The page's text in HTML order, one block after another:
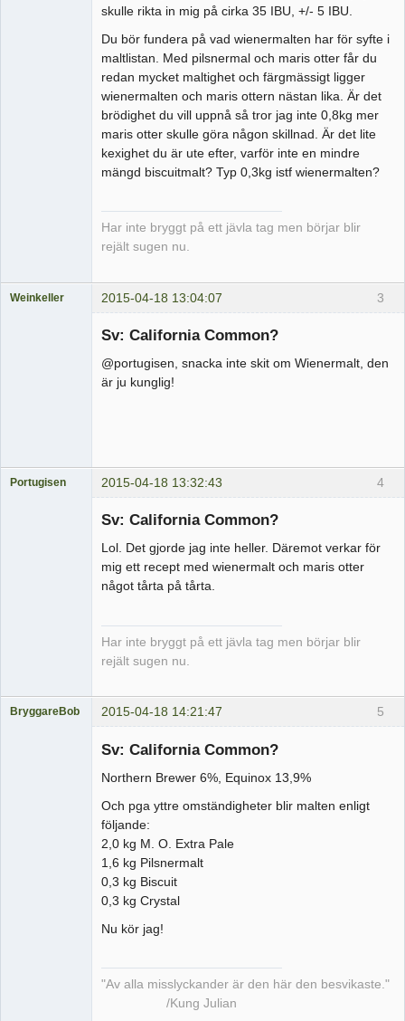
skulle rikta in mig på cirka 35 IBU, +/- 5 IBU.
Du bör fundera på vad wienermalten har för syfte i
maltlistan. Med pilsnermal och maris otter får du
redan mycket maltighet och färgmässigt ligger
wienermalten och maris ottern nästan lika. Är det
brödighet du vill uppnå så tror jag inte 0,8kg mer
maris otter skulle göra någon skillnad. Är det lite
kexighet du är ute efter, varför inte en mindre
mängd biscuitmalt? Typ 0,3kg istf wienermalten?
Har inte bryggt på ett jävla tag men börjar blir
rejält sugen nu.
3
Weinkeller 2015-04-18 13:04:07
Sv: California Common?
@portugisen, snacka inte skit om Wienermalt, den
är ju kunglig!
4
Portugisen 2015-04-18 13:32:43
Sv: California Common?
Lol. Det gjorde jag inte heller. Däremot verkar för
mig ett recept med wienermalt och maris otter
något tårta på tårta.
Har inte bryggt på ett jävla tag men börjar blir
rejält sugen nu.
5
BryggareBob 2015-04-18 14:21:47
Sv: California Common?
Northern Brewer 6%, Equinox 13,9%
Och pga yttre omständigheter blir malten enligt
följande:
2,0 kg M. O. Extra Pale
1,6 kg Pilsnermalt
0,3 kg Biscuit
0,3 kg Crystal
Nu kör jag!
"Av alla misslyckander är den här den besvikaste."
/Kung Julian